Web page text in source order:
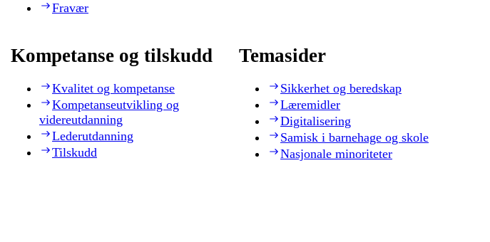
Fravær
Kompetanse og tilskudd
Kvalitet og kompetanse
Kompetanseutvikling og
videreutdanning
Lederutdanning
Tilskudd
Temasider
Sikkerhet og beredskap
Læremidler
Digitalisering
Samisk i barnehage og skole
Nasjonale minoriteter